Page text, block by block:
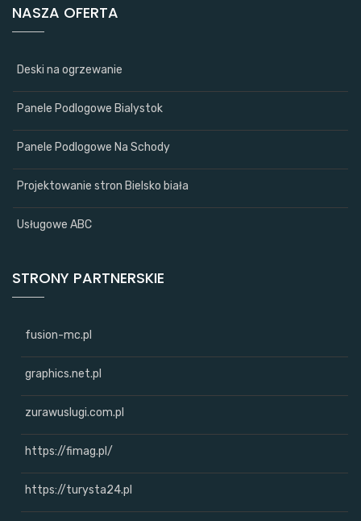
NASZA OFERTA
Deski na ogrzewanie
Panele Podlogowe Bialystok
Panele Podlogowe Na Schody
Projektowanie stron Bielsko biała
Usługowe ABC
STRONY PARTNERSKIE
fusion-mc.pl
graphics.net.pl
zurawuslugi.com.pl
https://fimag.pl/
https://turysta24.pl